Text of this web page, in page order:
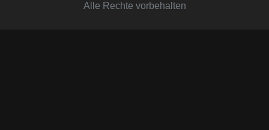
Alle Rechte vorbehalten